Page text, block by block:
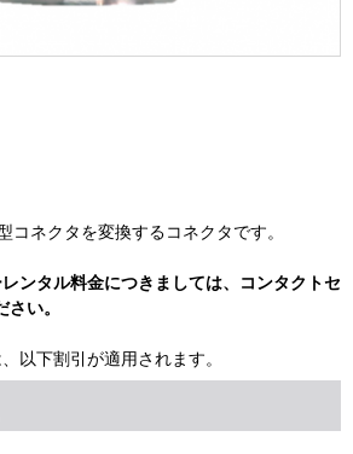
コネクタを変換するコネクタです。
ンタル料金につきましては、コンタクトセ
い。
以下割引が適用されます。